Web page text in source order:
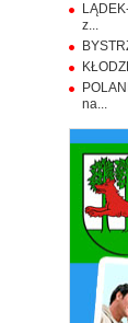
z...
na...